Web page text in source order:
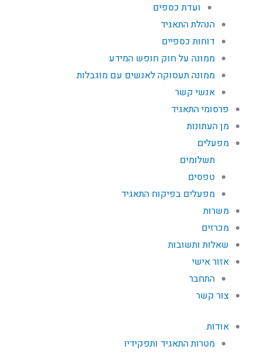
ועדת כספים
הנהלת התאגיד
דוחות כספיים
ממונה על חוק חופש המידע
ממונה תעסוקה לאנשים עם מוגבלות
אנשי קשר
פרסומי התאגיד
מן העתונות
מפעלים
תשלומים
טפסים
מפעלים בפיקוח התאגיד
משרות
מכרזים
שאלות ותשובות
אזור אישי
התחבר
צור קשר
אודות
מטרות התאגיד ותפקידיו